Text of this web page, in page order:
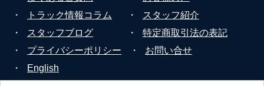
・
トラック情報コラム ・
スタッフ紹介
・
スタッフブログ ・
特定商取引法の表記
・
プライバシーポリシー ・
お問い合せ
・
English